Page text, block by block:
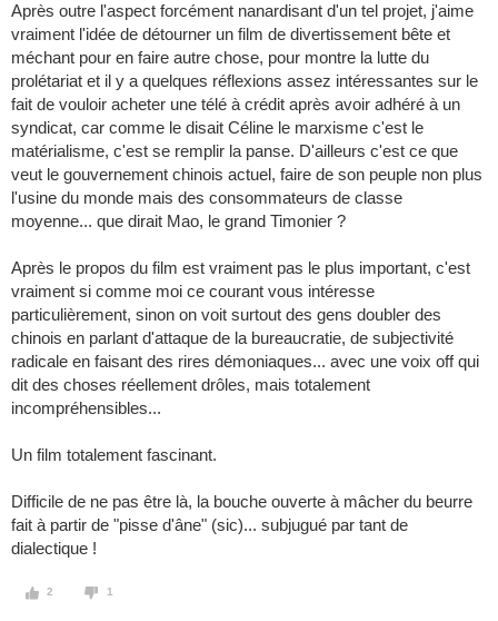
Après outre l'aspect forcément nanardisant d'un tel projet, j'aime
vraiment l'idée de détourner un film de divertissement bête et
méchant pour en faire autre chose, pour montre la lutte du
prolétariat et il y a quelques réflexions assez intéressantes sur le
fait de vouloir acheter une télé à crédit après avoir adhéré à un
syndicat, car comme le disait Céline le marxisme c'est le
matérialisme, c'est se remplir la panse. D'ailleurs c'est ce que
veut le gouvernement chinois actuel, faire de son peuple non plus
l'usine du monde mais des consommateurs de classe
moyenne... que dirait Mao, le grand Timonier ?
Après le propos du film est vraiment pas le plus important, c'est
vraiment si comme moi ce courant vous intéresse
particulièrement, sinon on voit surtout des gens doubler des
chinois en parlant d'attaque de la bureaucratie, de subjectivité
radicale en faisant des rires démoniaques... avec une voix off qui
dit des choses réellement drôles, mais totalement
incompréhensibles...
Un film totalement fascinant.
Difficile de ne pas être là, la bouche ouverte à mâcher du beurre
fait à partir de "pisse d'âne" (sic)... subjugué par tant de
dialectique !
2 1